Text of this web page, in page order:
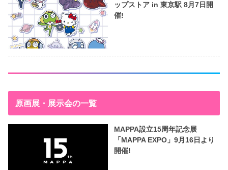
ップストア in 東京駅 8月7日開
催!
原画展・展示会の一覧
MAPPA設立15周年記念展
「MAPPA EXPO」9月16日より
開催!